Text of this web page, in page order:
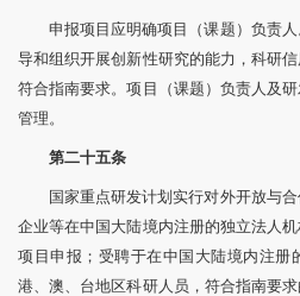
申报项目应明确项目（课题）负责
导和组织开展创新性研究的能力，科研
符合指南要求。项目（课题）负责人及
管理。
第二十五条
国家重点研发计划实行对外开放与
企业等在中国大陆境内注册的独立法人
项目申报；受聘于在中国大陆境内注册
港、澳、台地区科研人员，符合指南要